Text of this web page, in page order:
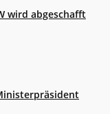
wird abgeschafft